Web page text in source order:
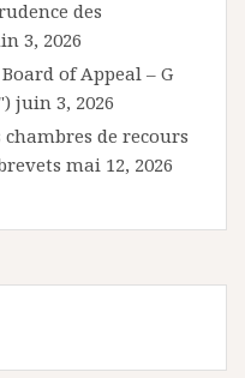
des
3, 2026
of Appeal – G
juin 3, 2026
de recours
mai 12, 2026